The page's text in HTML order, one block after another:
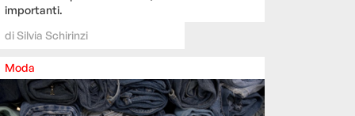
importanti.
diSilvia Schirinzi
Moda